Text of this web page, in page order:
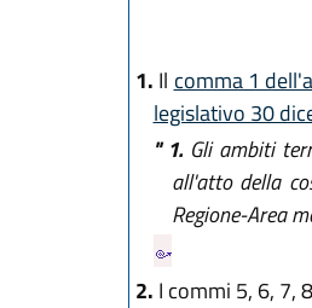
1. Il comma 1
legislativo 30
" 1. Gli ambiti
all'atto della
Regione-Area
2. I commi 5, 6, 7,